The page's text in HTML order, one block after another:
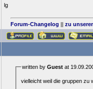
lg
Forum-Changelog || zu
written by Guestat
vielleicht weil die gruppen zu